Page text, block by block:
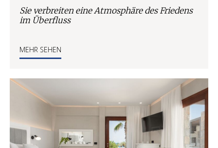
Sie verbreiten eine Atmosphäre des Friedens
im Überfluss
MEHR SEHEN